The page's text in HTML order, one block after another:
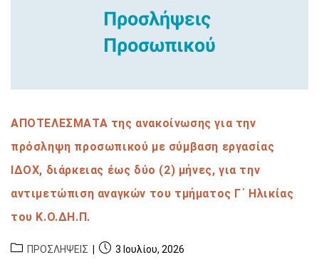
ΑΠΟΤΕΛΕΣΜΑΤΑ της ανακοίνωσης για την
πρόσληψη προσωπικού με σύμβαση εργασίας
ΙΔΟΧ, διάρκειας έως δύο (2) μήνες, για την
αντιμετώπιση αναγκών του τμήματος Γ΄ Ηλικίας
του Κ.Ο.ΔΗ.Π.
ΠΡΟΣΛΗΨΕΙΣ 3 Ιουλίου, 2026